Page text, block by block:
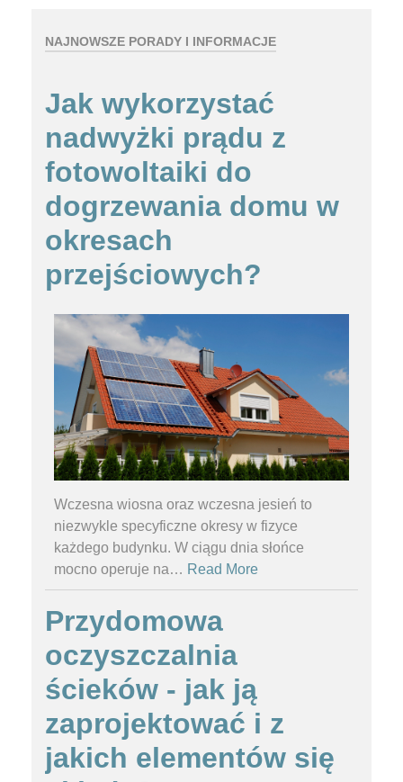
NAJNOWSZE PORADY I INFORMACJE
Jak wykorzystać
nadwyżki prądu z
fotowoltaiki do
dogrzewania domu w
okresach
przejściowych?
Wczesna wiosna oraz wczesna jesień to
niezwykle specyficzne okresy w fizyce
każdego budynku. W ciągu dnia słońce
mocno operuje na… Read More
Przydomowa
oczyszczalnia
ścieków - jak ją
zaprojektować i z
jakich elementów się